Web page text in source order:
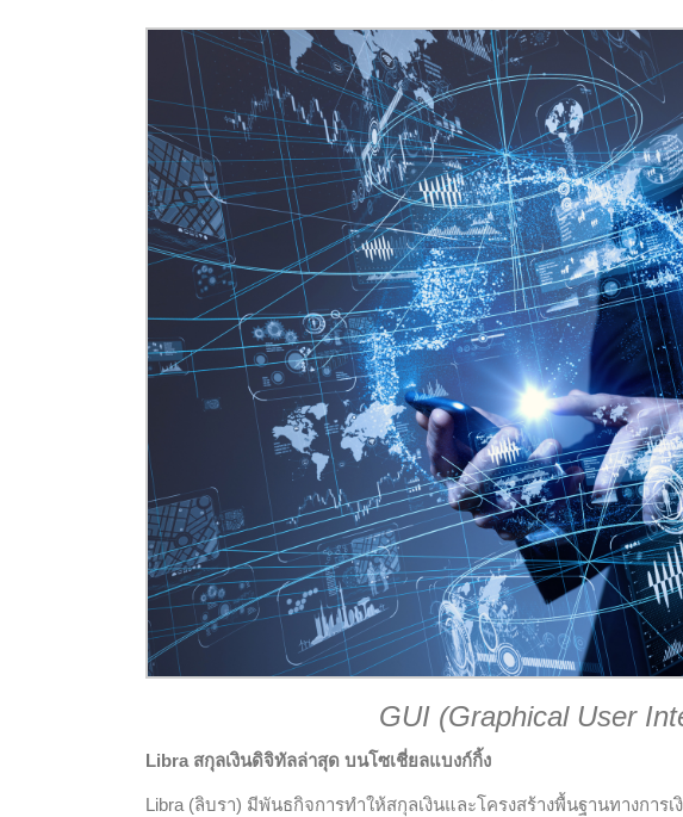
GUI (Graphical User
Libra สกุลเงินดิจิทัลล่าสุด บนโซเชี่ยลแบงก์กิ้ง
Libra (ลิบรา) มีพันธกิจการทำให้สกุลเงินและโครงสร้างพื้นฐานทางการ